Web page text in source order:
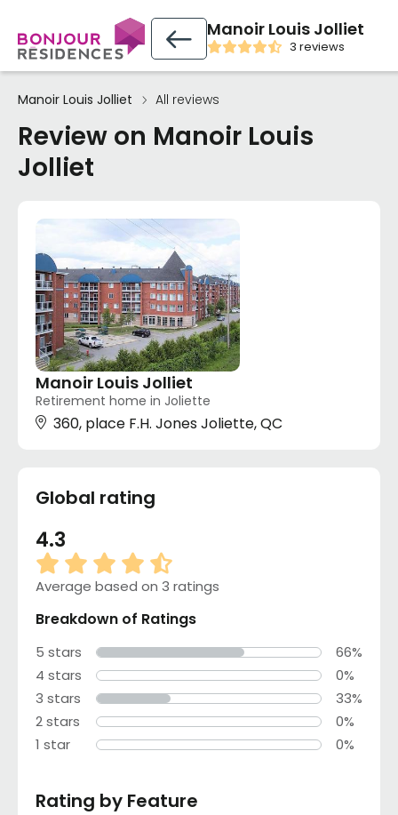
Manoir Louis Jolliet
3 reviews
Manoir Louis Jolliet All reviews
Review on Manoir Louis
Jolliet
Manoir Louis Jolliet
Retirement home in Joliette
360, place F.H. Jones Joliette, QC
Global rating
4.3
Average based on 3 ratings
Breakdown of Ratings
5 stars
66%
4 stars
0%
3 stars
33%
2 stars
0%
1 star
0%
Rating by Feature